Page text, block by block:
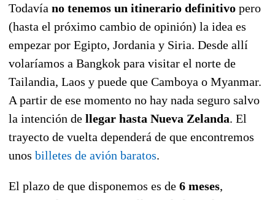
Todavía no tenemos un itinerario definitivo pero
(hasta el próximo cambio de opinión) la idea es
empezar por Egipto, Jordania y Siria. Desde allí
volaríamos a Bangkok para visitar el norte de
Tailandia, Laos y puede que Camboya o Myanmar.
A partir de ese momento no hay nada seguro salvo
la intención de llegar hasta Nueva Zelanda. El
trayecto de vuelta dependerá de que encontremos
unos billetes de avión baratos.
El plazo de que disponemos es de 6 meses,